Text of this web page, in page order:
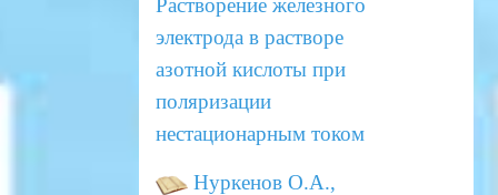
Растворение железного
электрода в растворе
азотной кислоты при
поляризации
нестационарным током
Нуркенов О.А.,